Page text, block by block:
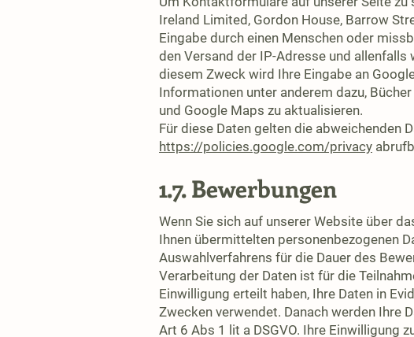
1.7. Bewerbungen
Wenn Sie sich auf unserer Website über
Ihnen übermittelten personenbezogenen
Auswahlverfahrens für die Dauer des
Verarbeitung der Daten ist für die
Einwilligung erteilt haben, Ihre Daten in
Zwecken verwendet. Danach werden Ihre
Art 6 Abs 1 lit a DSGVO. Ihre Einwilligung
Ireland Limited, Gordon House, Barrow
Eingabe durch einen Menschen oder
den Versand der IP-Adresse und
diesem Zweck wird Ihre Eingabe an
Informationen unter anderem dazu,
und Google Maps zu aktualisieren.
Für diese Daten gelten die abweichenden
https://policies.google.com/privacy